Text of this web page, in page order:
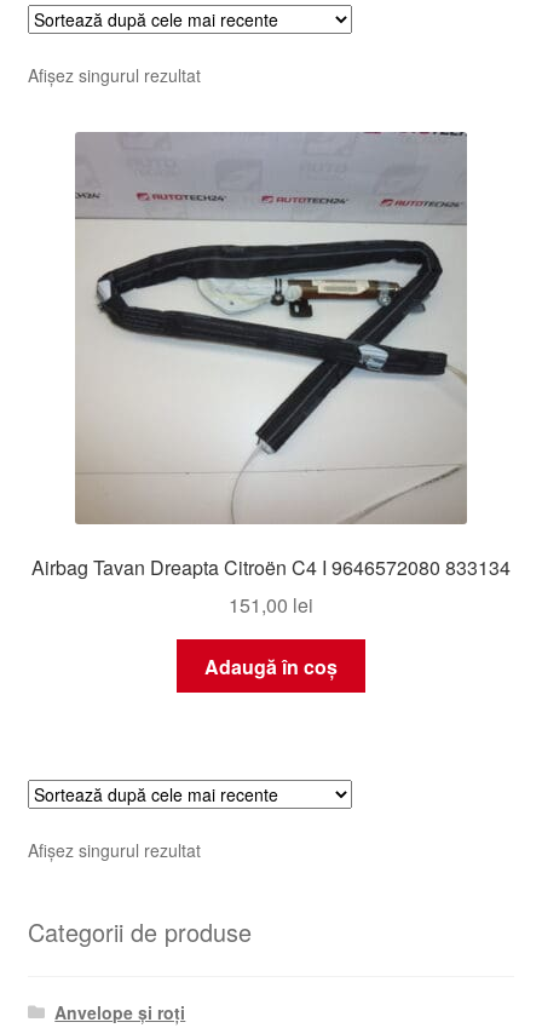
Afișez singurul rezultat
Airbag Tavan Dreapta Citroën C4 I 9646572080 833134
151,00 lei
Adaugă în coș
Afișez singurul rezultat
Categorii de produse
Anvelope și roți